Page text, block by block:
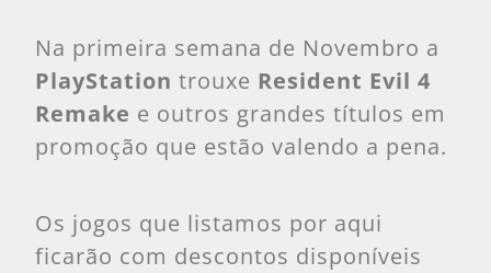
Na primeira semana de Novembro a
PlayStation trouxe Resident Evil 4
Remake e outros grandes títulos em
promoção que estão valendo a pena.
Os jogos que listamos por aqui
ficarão com descontos disponíveis